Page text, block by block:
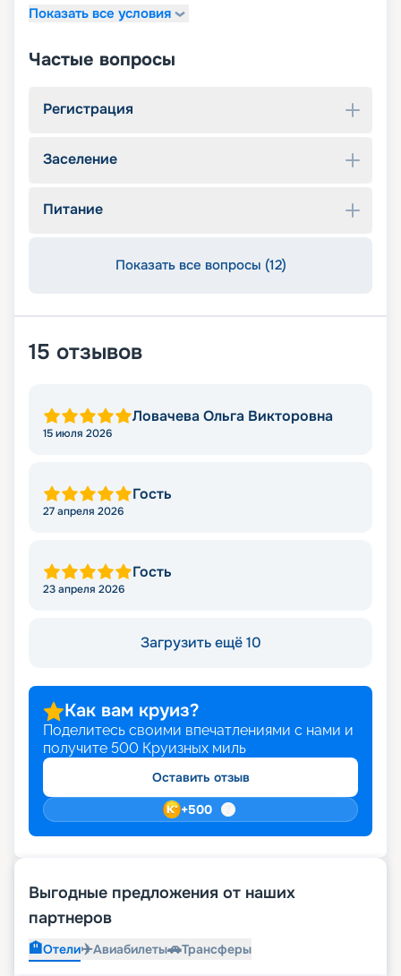
Показать все условия
Частые вопросы
Регистрация
Заселение
Питание
Показать все вопросы (12)
15 отзывов
Ловачева Ольга Викторовна
15 июля 2026
Гость
27 апреля 2026
Гость
23 апреля 2026
Загрузить ещё 10
Как вам круиз?
Поделитесь своими впечатлениями с нами и
получите 500 Круизных миль
Оставить отзыв
+500
Выгодные предложения от наших
партнеров
🏨Отели✈️Авиабилеты🚗Трансферы